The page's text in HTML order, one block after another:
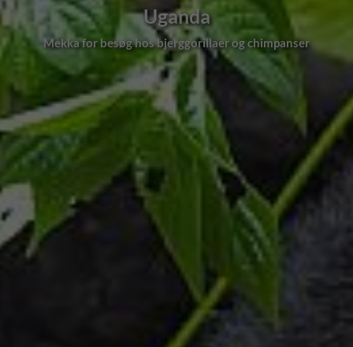
Uganda
Mekka for besøg hos bjerggorillaer og chimpanser